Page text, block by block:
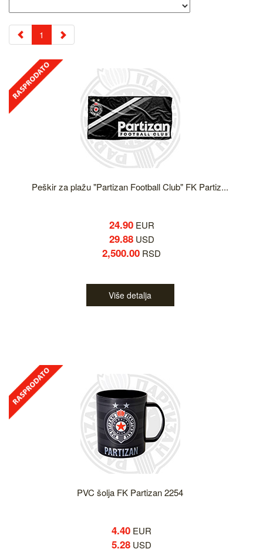
1
Peškir za plažu "Partizan Football Club" FK Partiz...
24.90EUR
29.88USD
2,500.00 RSD
Više detalja
PVC šolja FK Partizan 2254
4.40 EUR
5.28 USD